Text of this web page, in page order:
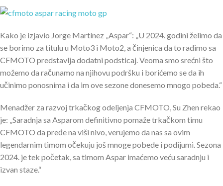
Kako je izjavio Jorge Martínez „Aspar“: „U 2024. godini želimo da
se borimo za titulu u Moto3 i Moto2, a činjenica da to radimo sa
CFMOTO predstavlja dodatni podsticaj. Veoma smo srećni što
možemo da računamo na njihovu podršku i borićemo se da ih
učinimo ponosnima i da im ove sezone donesemo mnogo pobeda.“
Menadžer za razvoj trkačkog odeljenja CFMOTO, Su Zhen rekao
je: „Saradnja sa Asparom definitivno pomaže trkačkom timu
CFMOTO da pređe na viši nivo, verujemo da nas sa ovim
legendarnim timom očekuju još mnoge pobede i podijumi. Sezona
2024. je tek početak, sa timom Aspar imaćemo veću saradnju i
izvan staze.“